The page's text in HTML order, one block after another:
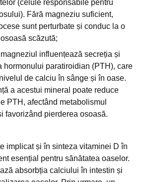
(celule responsabile pentru
Fără magneziu suficient,
sunt perturbate și conduc la o
scăzută;
influențează secreția și
hormonului paratiroidian (PTH), care
de calciu în sânge și în oase.
a acestui mineral poate reduce
PTH, afectând metabolismul
favorizând pierderea osoasă.
implicat și în sinteza vitaminei D în
esențial pentru sănătatea oaselor.
absorbția calciului în intestin și